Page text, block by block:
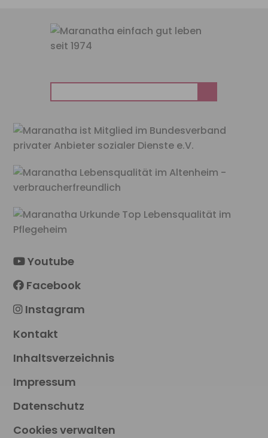
nach:
Youtube
Facebook
Instagram
Kontakt
Inhaltsverzeichnis
Impressum
Datenschutz
Cookies verwalten